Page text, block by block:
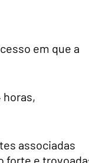
em que a
horas,
associadas
forte e